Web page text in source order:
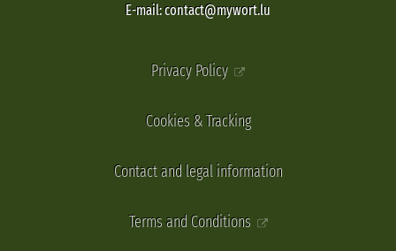
E-mail: contact@mywort.lu
Privacy Policy
Cookies & Tracking
Contact and legal information
Terms and Conditions